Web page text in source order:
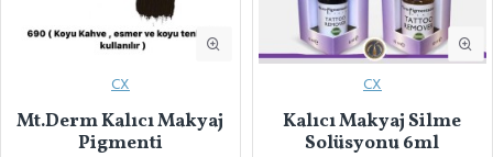
CX
Mt.Derm Kalıcı Makyaj
Pigmenti
CX
Kalıcı Makyaj Silme
Solüsyonu 6ml